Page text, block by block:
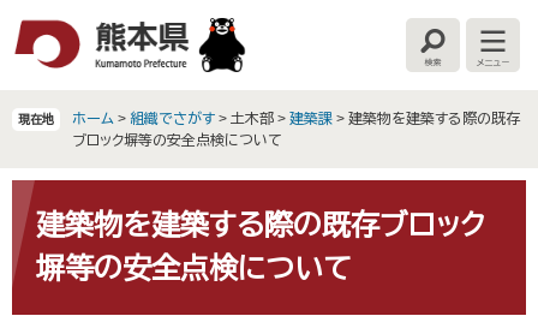
文
へ
検
索
メ
ニ
ー
現在地 ホーム > 組織でさがす > 土木部 > 建築課 > 建築物を建築する際の既存
ブロック塀等の安全点検について
文 建築物を建築する際の既存ブロック
塀等の安全点検について